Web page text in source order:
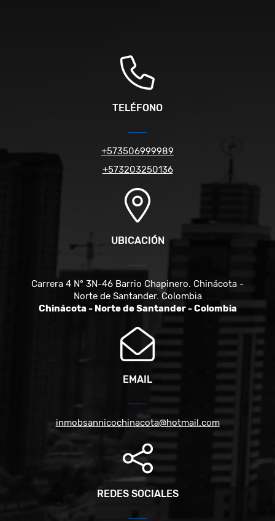
TELÉFONO
+573506999989
+573203250136
UBICACIÓN
Carrera 4 N° 3N-46 Barrio Chapinero. Chinácota -
Norte de Santander. Colombia
Chinácota - Norte de Santander - Colombia
EMAIL
inmobsannicochinacota@hotmail.com
REDES SOCIALES